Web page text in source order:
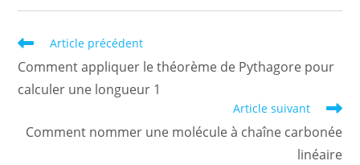
Read
articles
Article précédent
Comment appliquer le théorème de Pythagore pour
calculer une longueur 1
Article suivant
Comment nommer une molécule à chaîne carbonée
linéaire